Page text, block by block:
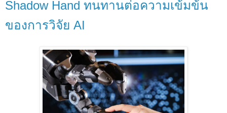
Shadow Hand ทนทานต่อความเข้มข้น
ของการวิจัย AI